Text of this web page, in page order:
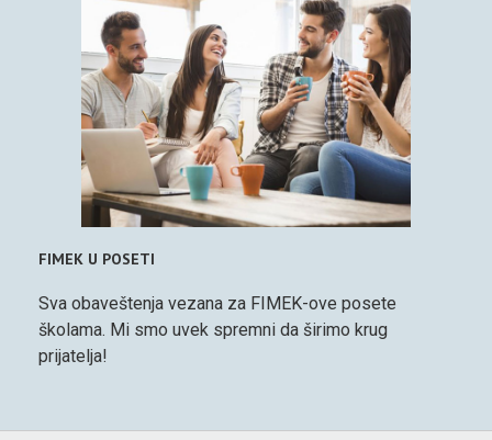
FIMEK U POSETI
Sva obaveštenja vezana za FIMEK-ove posete
školama. Mi smo uvek spremni da širimo krug
prijatelja!